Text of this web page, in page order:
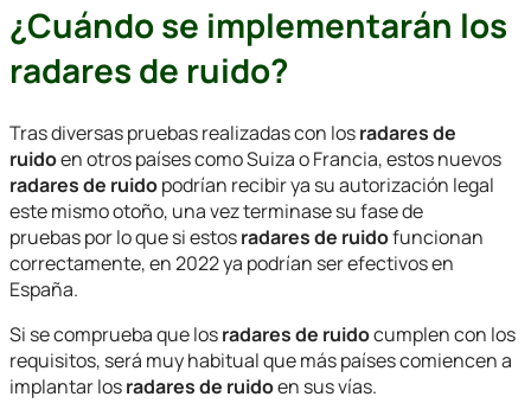
¿Cuándo se implementarán los
radares de ruido?
Tras diversas pruebas realizadas con losradares de
ruidoen otros países como Suiza o Francia, estos nuevos
radares de ruidopodrían recibir ya su autorización legal
este mismo otoño, una vez terminase su fase de
pruebas por lo que si estosradares de ruidofuncionan
correctamente, en 2022 ya podrían ser efectivos en
España.
Si se comprueba que losradares de ruidocumplen con los
requisitos, será muy habitual que más países comiencen a
implantar losradares de ruidoen sus vías.